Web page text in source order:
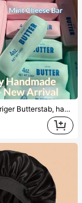
1 Stück knuspriger Butterstab, handgemachter Stressabbau-Ball mit Sprachsteuerung, realistisches Lebensmittel-Spielzeug, Quetsch- und Entlastungsspielzeug, ASMR-Spielzeug, Fidget-Spielzeug